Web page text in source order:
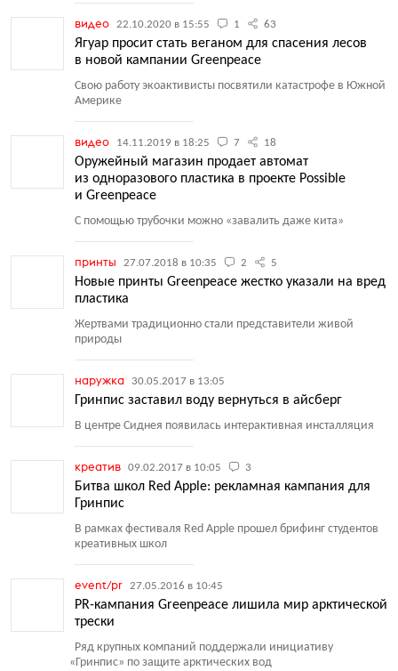
видео 22.10.2020 в 15:55 1 63
Ягуар просит стать веганом для спасения лесов
в новой кампании Greenpeace
Свою работу экоактивисты посвятили катастрофе в Южной
Америке
видео 14.11.2019 в 18:25 7 18
Оружейный магазин продает автомат
из одноразового пластика в проекте Possible
и Greenpeace
С помощью трубочки можно «завалить даже кита»
принты 27.07.2018 в 10:35 2 5
Новые принты Greenpeace жестко указали на вред
пластика
Жертвами традиционно стали представители живой
природы
наружка 30.05.2017 в 13:05
Гринпис заставил воду вернуться в айсберг
В центре Сиднея появилась интерактивная инсталляция
креатив 09.02.2017 в 10:05 3
Битва школ Red Apple: рекламная кампания для
Гринпис
В рамках фестиваля Red Apple прошел брифинг студентов
креативных школ
event/pr 27.05.2016 в 10:45
PR-кампания Greenpeace лишила мир арктической
трески
Ряд крупных компаний поддержали инициативу
«Гринпис» по защите арктических вод